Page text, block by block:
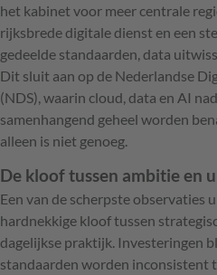
het kabinet voor meer centrale
rijksbrede digitale dienst en een
gedeelde standaarden, data
Dit sluit aan op de Nederlandse
(NDS), waarin cloud, data en AI
samenhangend geheel worden
alleen is niet genoeg.
De kloof tussen ambitie en
Een van de scherpste observaties
hardnekkige kloof tussen
dagelijkse praktijk. Investeringen
standaarden worden inconsistent